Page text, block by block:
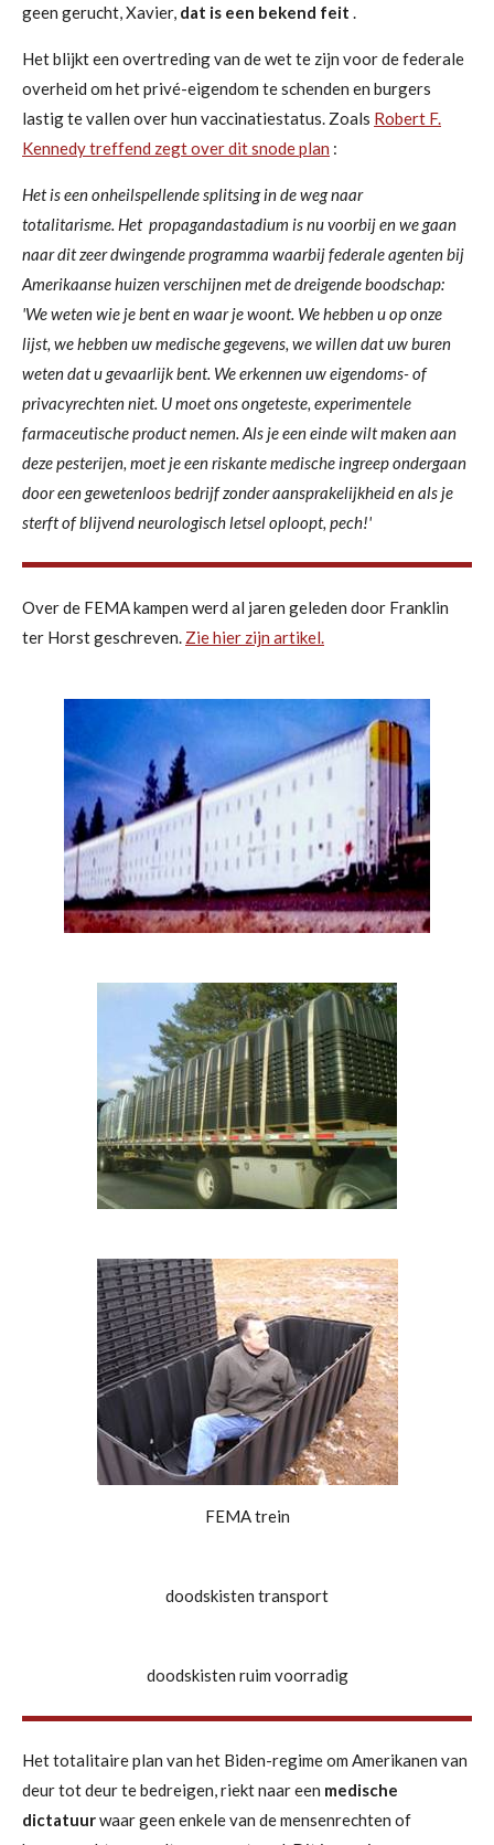
geen gerucht, Xavier, dat is een bekend feit
Het blijkt een overtreding van de wet te zijn voor de federale
overheid om het privé-eigendom te schenden en burgers
lastig te vallen over hun vaccinatiestatus. Zoals Robert F.
Kennedy treffend zegt over dit snode plan :
Het is een onheilspellende splitsing in de weg naar
totalitarisme. Het propagandastadium is nu voorbij en we gaan
naar dit zeer dwingende programma waarbij federale agenten bij
Amerikaanse huizen verschijnen met de dreigende boodschap:
'We weten wie je bent enwaar je woont. We hebben u op onze
lijst, we hebben uw medische gegevens, we willen dat uw buren
weten dat u gevaarlijk bent. We erkennen uw eigendoms- of
privacyrechten niet. U moet ons ongeteste, experimentele
farmaceutische product nemen. Als je een einde wilt maken aan
deze pesterijen, moet je een riskante medische ingreep ondergaan
door een gewetenloos bedrijf zonder aansprakelijkheid en als je
sterft of blijvend neurologisch letsel oploopt, pech!'
Over de FEMA kampen werd al jaren geleden door Franklin
ter Horst geschreven. Zie hier zijn artikel.
FEMA trein
doodskisten transport
doodskisten ruim voorradig
Het totalitaire plan van het Biden-regime om Amerikanen van
deur tot deur te bedreigen, riekt naar een medische
dictatuurwaar geen enkele van de mensenrechten of